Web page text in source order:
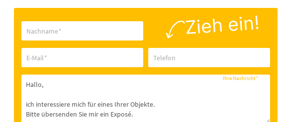
Zieh ein!
Nachname*
E-Mail* Telefon
Ihre Nachricht*